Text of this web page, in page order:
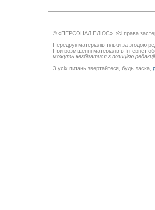
© «ПЕРСОНАЛ ПЛЮС». Усі права
Передрук матеріалів тільки за згодою
При розміщенні матеріалів в Інтернет
можуть незбігатися з позицією редакції
З усіх питань звертайтеся, будь ласка,